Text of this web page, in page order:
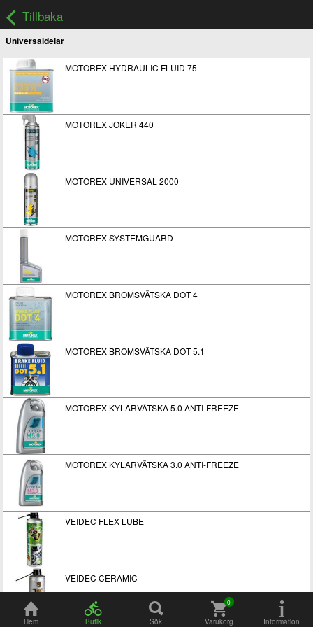
Tillbaka
Universaldelar
MOTOREX HYDRAULIC FLUID 75
MOTOREX JOKER 440
MOTOREX UNIVERSAL 2000
MOTOREX SYSTEMGUARD
MOTOREX BROMSVÄTSKA DOT 4
MOTOREX BROMSVÄTSKA DOT 5.1
MOTOREX KYLARVÄTSKA 5.0 ANTI-FREEZE
MOTOREX KYLARVÄTSKA 3.0 ANTI-FREEZE
VEIDEC FLEX LUBE
VEIDEC CERAMIC
Hem Butik Sök Varukorg Information